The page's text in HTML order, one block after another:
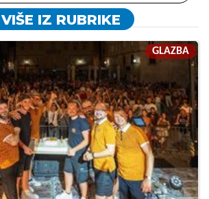
VIŠE IZ RUBRIKE
GLAZBA